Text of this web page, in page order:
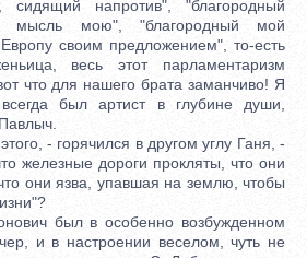
сидящий напротив", "благородный
мысль мою", "благородный мой
своим предложением", то-есть
весь этот парламентаризм
что для нашего брата заманчиво! Я
был артист в глубине души,
- горячился в другом углу Ганя, -
железные дороги прокляты, что они
они язва, упавшая на землю, чтобы
был в особенно возбужденном
и в настроении веселом, чуть не